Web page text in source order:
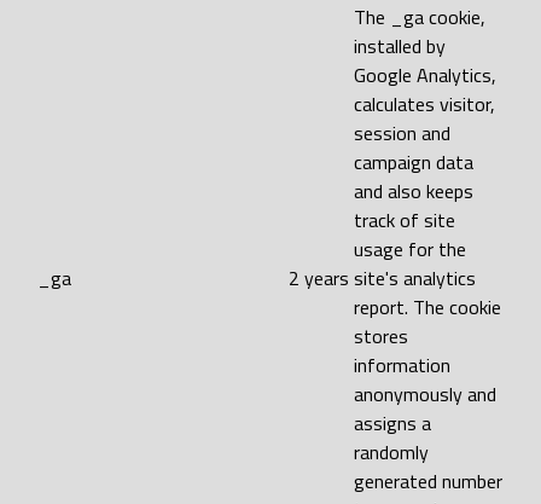
_ga 2 years
The _ga cookie,
installed by
Google Analytics,
calculates visitor,
session and
campaign data
and also keeps
track of site
usage for the
site's analytics
report. The cookie
stores
information
anonymously and
assigns a
randomly
generated number